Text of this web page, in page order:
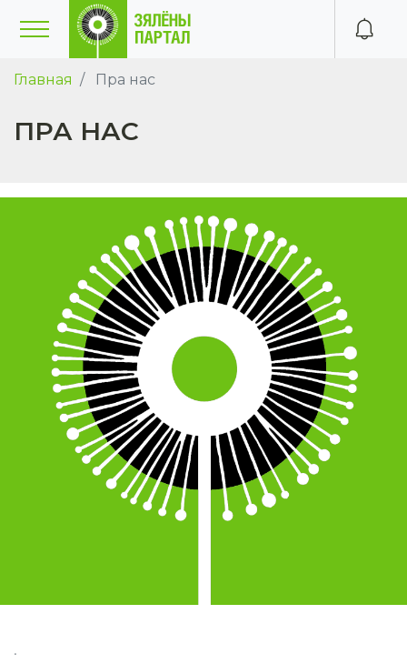
Главная Пра нас
ПРА НАС
.